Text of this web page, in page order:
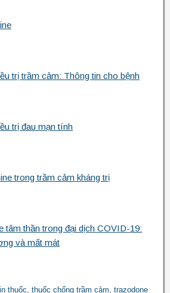
trị trầm cảm: Thông tin cho bệnh
trị đau mạn tính
trong trầm cảm kháng trị
tâm thần trong đại dịch COVID-19:
và mất mát
thuốc, thuốc chống trầm cảm, trazodone